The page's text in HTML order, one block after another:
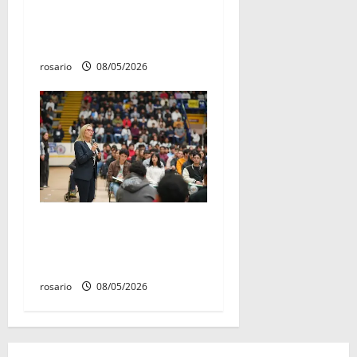
rosario 08/05/2026
rosario 08/05/2026